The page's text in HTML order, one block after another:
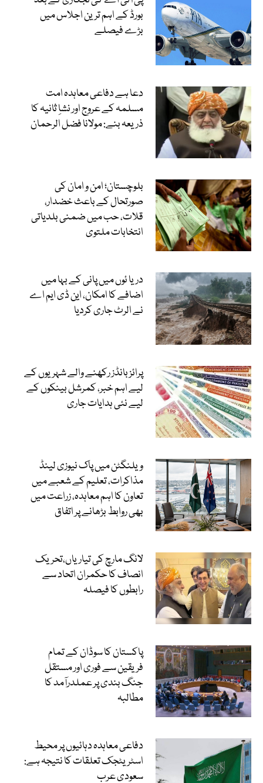
بورڈ کے اہم ترین اجلاس میں
بڑے فیصلے
دعا ہے دفاعی معاہدہ امت
مسلمہ کے عروج اور نشاِ ثانیہ کا
ذریعہ بنے: مولانا فضل الرحمان
بلوچستان؛ امن و امان کی
صورتحال کے باعث خضدار،
قلات، حب میں ضمنی بلدیاتی
انتخابات ملتوی
دریا ئوں میں پانی کے بہا میں
اضافے کا امکان، این ڈی ایم اے
نے الرٹ جاری کردیا
پرائز بانڈز رکھنے والے شہریوں کے
لیے اہم خبر، کمرشل بینکوں کے
لیے نئی ہدایات جاری
ویلنگٹن میں پاک نیوزی لینڈ
مذاکرات، تعلیم کے شعبے میں
تعاون کا اہم معاہدہ، زراعت میں
بھی روابط بڑھانے پر اتفاق
لانگ مارچ کی تیاریاں،تحریک
انصاف کا حکمران اتحاد سے
رابطوں کا فیصلہ
پاکستان کا سوڈان کے تمام
فریقین سے فوری اور مستقل
جنگ بندی پر عملدرآمد کا
مطالبہ
دفاعی معاہدہ دہائیوں پر محیط
اسٹریٹجک تعلقات کا نتیجہ ہے:
سعودی عرب